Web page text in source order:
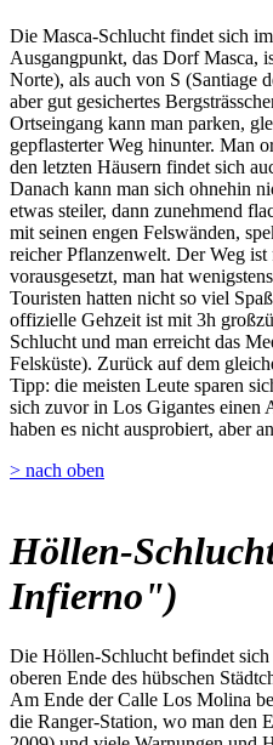
Die Masca-Schlucht findet sich
Ausgangpunkt, das Dorf Masca,
Norte), als auch von S (Santiage
aber gut gesichertes
Ortseingang kann man parken,
gepflasterter Weg hinunter. Man
den letzten Häusern findet sich
Danach kann man sich ohnehin
etwas steiler, dann zunehmend
mit seinen engen Felswänden,
reicher Pflanzenwelt. Der Weg
vorausgesetzt, man hat
Touristen hatten nicht so viel
offizielle Gehzeit ist mit 3h
Schlucht und man erreicht das
Felsküste). Zurück auf dem
Tipp: die meisten Leute sparen
sich zuvor in Los Gigantes einen
haben es nicht ausprobiert, aber
> nach oben
Höllen-
Infierno")
Die Höllen-Schlucht befindet
oberen Ende des hübschen
Am Ende der Calle Los Molina
die Ranger-Station, wo man den